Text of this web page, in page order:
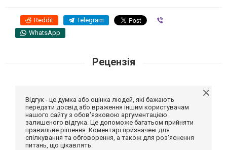
Reddit Telegram
WhatsApp
Рецензія
Відгук - це думка або оцінка людей, які бажають
передати досвід або враження іншим користувачам
нашого сайту з обов'язковою аргументацією
залишеного відгука. Це допоможе багатьом прийняти
правильне рішення. Коментарі призначені для
спілкування та обговорення, а також для роз'яснення
питань, що цікавлять.